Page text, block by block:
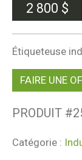
2 800 $
Étiqueteuse
FAIRE UNE
PRODUIT #
Catégorie :